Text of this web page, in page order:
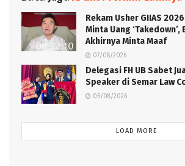
Rekam Usher GIIAS
Minta Uang
Akhirnya Minta Maaf
07/08/2026
Delegasi FH UB Sabet
Speaker di Semar Law
05/08/2026
LOAD MORE